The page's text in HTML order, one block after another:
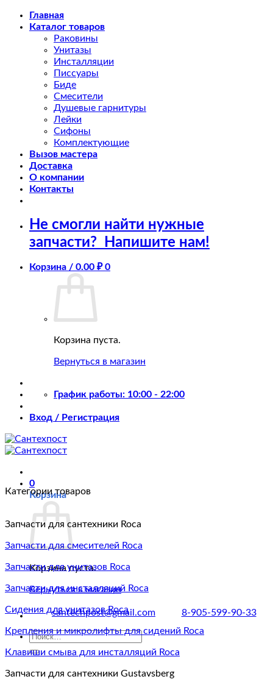
Skip
Главная
Каталог товаров
Раковины
Унитазы
Инсталляции
Писсуары
Биде
Смесители
Душевые гарнитуры
Лейки
Сифоны
Комплектующие
Вызов мастера
Доставка
О компании
Контакты
Не смогли найти нужные
запчасти?
Напишите нам!
Корзина / 0.00 ₽ 0
Корзина пуста.
Вернуться в магазин
График работы: 10:00 - 22:00
Вход / Регистрация
0
Корзина
Корзина пуста.
Вернуться в магазин
santechpost@gmail.com 8-905-599-90-33
Искать:
Категории товаров
Запчасти для сантехники Roca
Запчасти для смесителей Roca
Запчасти для унитазов Roca
Запчасти для инсталляций Roca
Сидения для унитазов Roca
Крепления и микролифты для сидений Roca
Клавиши смыва для инсталляций Roca
Запчасти для сантехники Gustavsberg